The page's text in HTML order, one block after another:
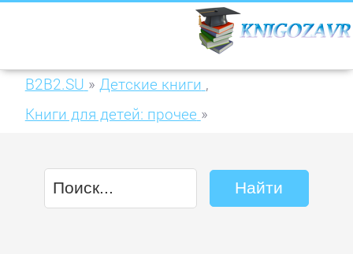
B2B2.SU » Детские книги ,
Книги для детей: прочее »